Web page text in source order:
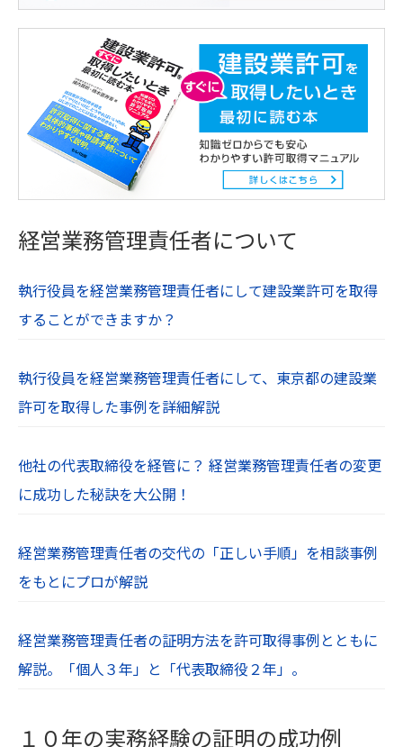
経営業務管理責任者について
執行役員を経営業務管理責任者にして建設業許可を取得
することができますか？
執行役員を経営業務管理責任者にして、東京都の建設業
許可を取得した事例を詳細解説
他社の代表取締役を経管に？ 経営業務管理責任者の変更
に成功した秘訣を大公開！
経営業務管理責任者の交代の「正しい手順」を相談事例
をもとにプロが解説
経営業務管理責任者の証明方法を許可取得事例とともに
解説。「個人３年」と「代表取締役２年」。
１０年の実務経験の証明の成功例